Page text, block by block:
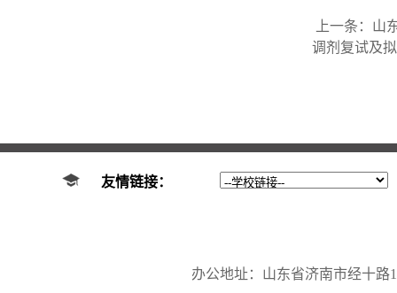
上一条： 山
调剂复试及
友情链接：
办公地址：山东省济南市经十路